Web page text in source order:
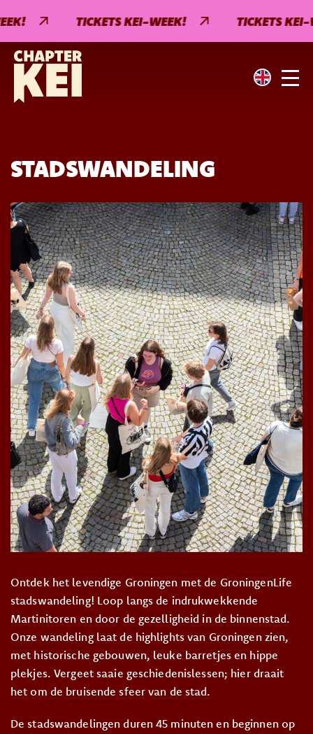
TICKETS KEI-WEEK! TICKETS KEI-
STADSWANDELING
Ontdek het levendige Groningen met de GroningenLife
stadswandeling! Loop langs de indrukwekkende
Martinitoren en door de gezelligheid in de binnenstad.
Onze wandeling laat de highlights van Groningen zien,
met historische gebouwen, leuke barretjes en hippe
plekjes. Vergeet saaie geschiedenislessen; hier draait
het om de bruisende sfeer van de stad.
De stadswandelingen duren 45 minuten en beginnen op